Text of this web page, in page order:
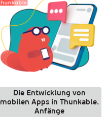
Die Entwicklung von
mobilen Apps in Thunkable.
Anfänge